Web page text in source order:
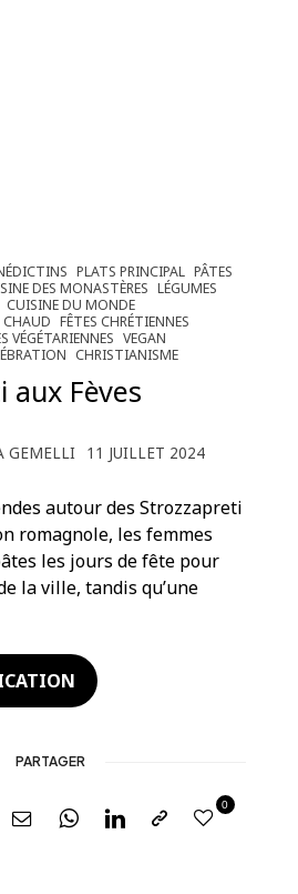
PLATS PRINCIPAL PÂTES
DES MONASTÈRES LÉGUMES
CUISINE DU MONDE
CHAUD FÊTES CHRÉTIENNES
VÉGÉTARIENNES VEGAN
CHRISTIANISME
aux Fèves
GEMELLI 11 JUILLET 2024
autour des Strozzapreti
romagnole, les femmes
les jours de fête pour
la ville, tandis qu’une
PARTAGER
0